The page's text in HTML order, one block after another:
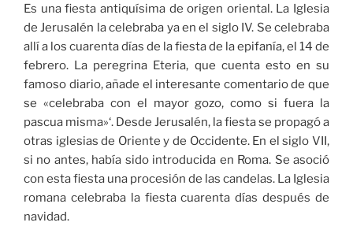
Es una fiesta antiquísima de origen oriental. La Iglesia
de Jerusalén la celebraba ya en el siglo IV. Se celebraba
allí a los cuarenta días de la fiesta de la epifanía, el 14 de
febrero. La peregrina Eteria, que cuenta esto en su
famoso diario, añade el interesante comentario de que
se «celebraba con el mayor gozo, como si fuera la
pascua misma»‘. Desde Jerusalén, la fiesta se propagó a
otras iglesias de Oriente y de Occidente. En el siglo VII,
si no antes, había sido introducida en Roma. Se asoció
con esta fiesta una procesión de las candelas. La Iglesia
romana celebraba la fiesta cuarenta días después de
navidad.